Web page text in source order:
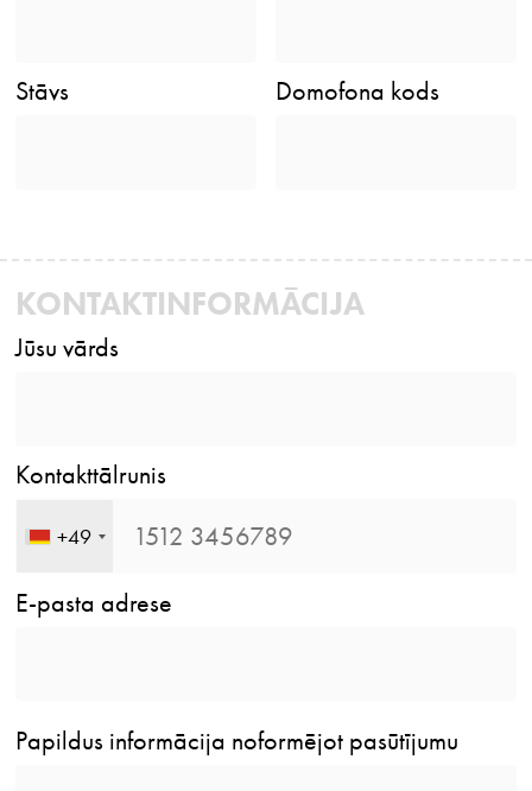
Stāvs Domofona kods
KONTAKTINFORMĀCIJA
Jūsu vārds
Kontakttālrunis
+49
E-pasta adrese
Papildus informācija noformējot pasūtījumu